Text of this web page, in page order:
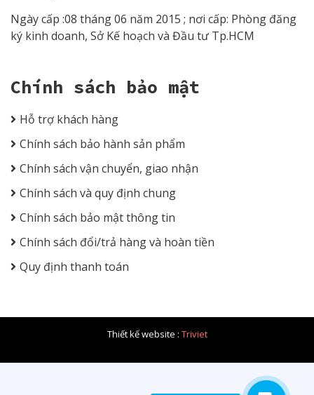
Ngày cấp :08 tháng 06 năm 2015 ; nơi cấp: Phòng đăng
ký kinh doanh, Sở Kế hoạch và Đầu tư Tp.HCM
Chính sách bảo mật
Hỗ trợ khách hàng
Chính sách bảo hành sản phẩm
Chính sách vận chuyển, giao nhận
Chính sách và quy định chung
Chính sách bảo mật thông tin
Chính sách đổi/trả hàng và hoàn tiền
Quy định thanh toán
Thiết kế website : Triviet